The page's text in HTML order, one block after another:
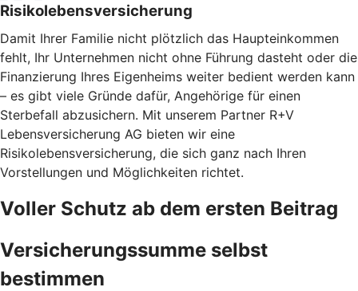
Risikolebensversicherung
Damit Ihrer Familie nicht plötzlich das Haupteinkommen
fehlt, Ihr Unternehmen nicht ohne Führung dasteht oder die
Finanzierung Ihres Eigenheims weiter bedient werden kann
– es gibt viele Gründe dafür, Angehörige für einen
Sterbefall abzusichern. Mit unserem Partner R+V
Lebensversicherung AG bieten wir eine
Risikolebensversicherung, die sich ganz nach Ihren
Vorstellungen und Möglichkeiten richtet.
Voller Schutz ab dem ersten Beitrag
Versicherungssumme selbst
bestimmen